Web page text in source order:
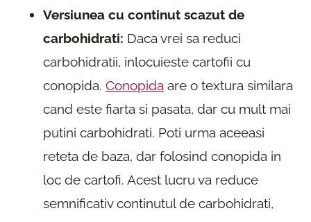
Versiunea cu continut scazut de
carbohidrati: Daca vrei sa reduci
carbohidratii, inlocuieste cartofii cu
conopida. Conopida are o textura similara
cand este fiarta si pasata, dar cu mult mai
putini carbohidrati. Poti urma aceeasi
reteta de baza, dar folosind conopida in
loc de cartofi. Acest lucru va reduce
semnificativ continutul de carbohidrati,